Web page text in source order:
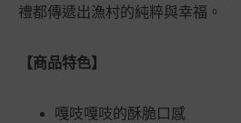
禮都傳遞出漁村的純粹與幸福。
【商品特色】
嘎吱嘎吱的酥脆口感